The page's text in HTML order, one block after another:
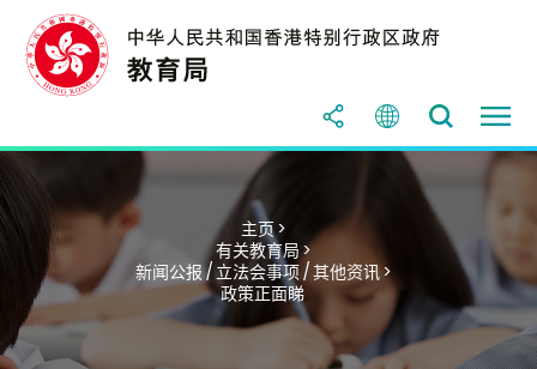
主页 >
有关教育局 >
新闻公报 / 立法会事项 / 其他资讯 >
政策正面睇